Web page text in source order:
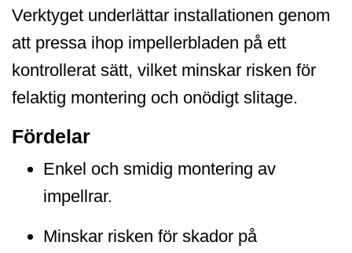
Verktyget underlättar installationen genom
att pressa ihop impellerbladen på ett
kontrollerat sätt, vilket minskar risken för
felaktig montering och onödigt slitage.
Fördelar
Enkel och smidig montering av
impellrar.
Minskar risken för skador på